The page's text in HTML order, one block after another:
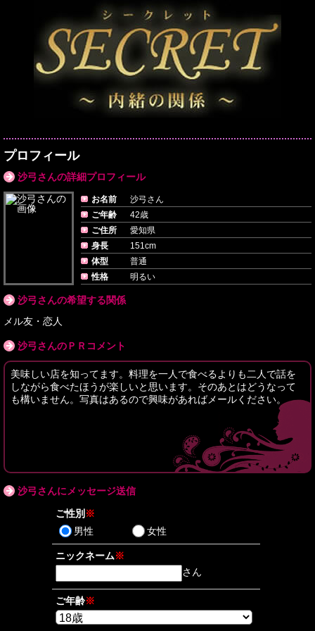
プロフィール
沙弓さんの詳細プロフィール
お名前
沙弓さん
ご年齢
42歳
ご住所
愛知県
身長
151cm
体型
普通
性格
明るい
沙弓さんの希望する関係
メル友・恋人
沙弓さんのＰＲコメント
美味しい店を知ってます。料理を一人で食べるよりも二人で話を
しながら食べたほうが楽しいと思います。そのあとはどうなって
も構いません。写真はあるので興味があればメールください。
沙弓さんにメッセージ送信